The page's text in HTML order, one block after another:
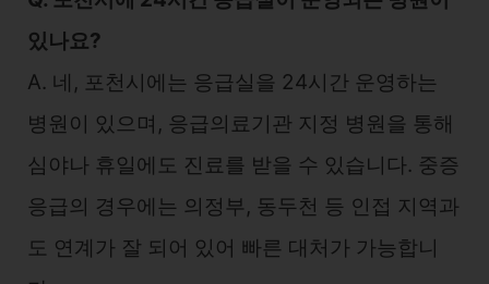
있나요?
A. 네, 포천시에는 응급실을 24시간 운영하는
병원이 있으며, 응급의료기관 지정 병원을 통해
심야나 휴일에도 진료를 받을 수 있습니다. 중증
응급의 경우에는 의정부, 동두천 등 인접 지역과
도 연계가 잘 되어 있어 빠른 대처가 가능합니